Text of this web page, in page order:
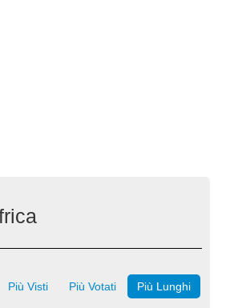
Più Visti Più Votati Più Lunghi